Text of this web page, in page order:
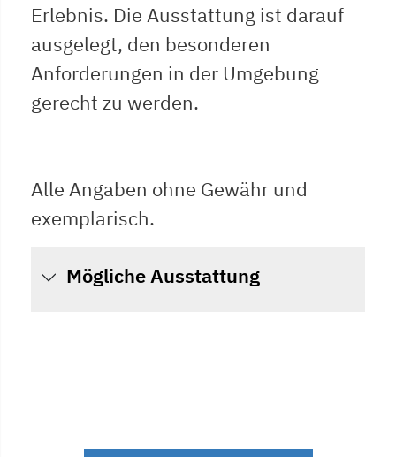
Erlebnis. Die Ausstattung ist darauf
ausgelegt, den besonderen
Anforderungen in der Umgebung
gerecht zu werden.
Alle Angaben ohne Gewähr und
exemplarisch.
Mögliche Ausstattung